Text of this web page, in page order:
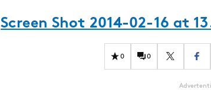
Screen Shot 2014-02-16 at
0 0